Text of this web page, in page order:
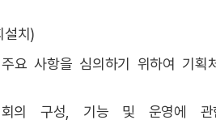
치)
요 사항을 심의하기 위하여 기획
회의 구성, 기능 및 운영에